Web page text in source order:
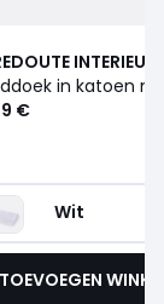
€
Wit
TOEVOEGEN